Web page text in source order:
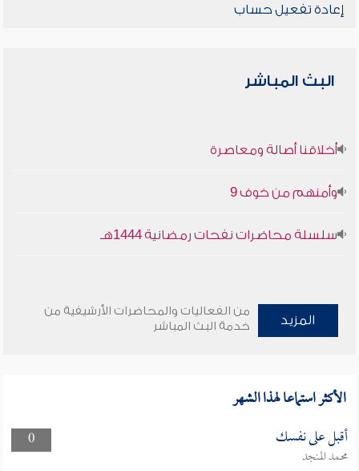
إعادة تفعيل حساب
البث المباشر
أخلاقنا أصالة ومعاصرة
وأمنهم من خوف 9
سلسلة محاضرات نفحات رمضانية 1444هـ
المزيد
من الفعاليات والمحاضرات الأرشيفية من
خدمة البث المباشر
الأكثر استماعا لهذا الشهر
0 أقبل على نفسك
محمد المنجد